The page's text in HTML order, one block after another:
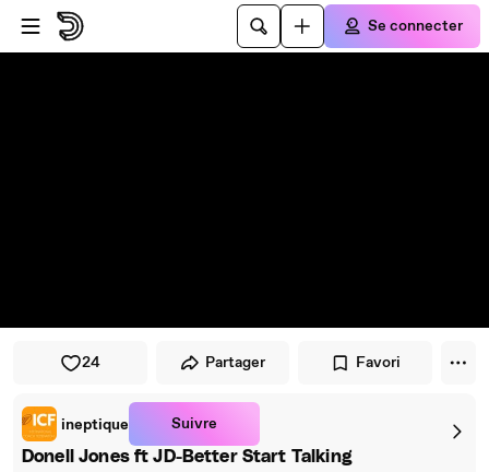
Passer au player
Passer au contenu principal
Se connecter
24 Partager Favori
ineptique Suivre
Donell Jones ft JD-Better Start Talking